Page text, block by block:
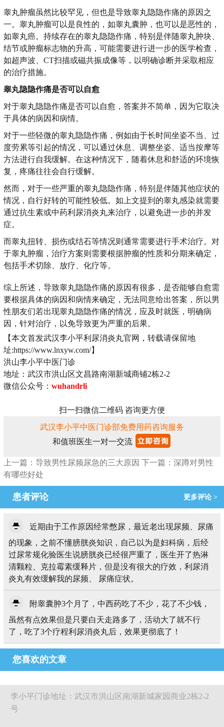
睾丸肿瘤虽然比较罕见，但也是导致睾丸隐隐作痛的原因之
一。睾丸肿瘤可以是良性的，如睾丸囊肿，也可以是恶性的，
如睾丸癌。持续存在的睾丸隐隐作痛，特别是伴随睾丸肿块、
结节或肿瘤标志物的升高，可能需要进行进一步的医学检查，
如超声波、CT扫描或磁共振成像等，以明确诊断并采取相应
的治疗措施。
睾丸隐隐作痛是否可以自愈
对于睾丸隐隐作痛是否可以自愈，答案并不简单，因为它取决
于具体的病因和病情。
对于一些轻微的睾丸隐隐作痛，例如由于长时间坐姿不当、过
度劳累等引起的情况，可以通过休息、调整坐姿、适当按摩等
方法进行自我缓解。在这种情况下，随着休息和舒适的环境恢
复，疼痛往往会自行缓解。
然而，对于一些严重的睾丸隐隐作痛，特别是伴随其他症状的
情况，自行好转的可能性较低。如上文提到的睾丸感染就需要
通过抗生素或中药利尿消炎丸来治疗，以避免进一步的并发
症。
而睾丸扭转、损伤或结石等情况则通常需要进行手术治疗。对
于睾丸肿瘤，治疗方案则需要根据肿瘤的性质和分期来确定，
包括手术切除、放疗、化疗等。
综上所述，导致睾丸隐隐作痛的原因有很多，是否能够自愈需
要根据具体的病因和病情来确定，无法同意给出答案，所以男
性朋友们若出现睾丸隐隐作痛的情况，应及时就医，明确病
因，针对治疗，以免导致更为严重的后果。
【本文首发武汉李小平利尿消炎丸官网，转载请保留地
址:https://www.lnxyw.com/】
洪山李小平中医门诊
地址：武汉市洪山区文昌路南湖新城商铺2栋2-2
微信公众号： wuhandrli
扫一扫微信二维码 咨询更方便
武汉李小平中医门诊部免费用药咨询服务
和值班医生一对一交流
上一篇：导致男性尿频尿急的三大原因 下一篇：深蹲对男性
有哪些好处
患者评论 更多评论 >
近期由于工作原因经常憋尿，最近老出现尿频、尿痛
的现象，之前不懂膀胱炎知识，自己以为是妇科病，后经
过尿常规化验医生说膀胱炎已经很严重了，医生开了热淋
清颗粒、克拉霉素缓释片，但是没有很大的疗效，利尿消
炎丸有效缓解我的尿频、 尿痛症状。
附睾囊肿3个月了，中西药吃了不少，花了不少钱，
虽然有点效果但是只要白天走路多了，活动大了就不行
了，吃了3个疗程利尿消炎丸后，效果更彻底了！
您喜欢的文章
李小平门诊地址：武汉市洪山区南湖新城家园商业2栋2-2
号